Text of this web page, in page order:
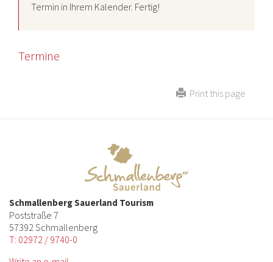
Termin in Ihrem Kalender. Fertig!
Termine
Print this page
Schmallenberg Sauerland Tourism
Poststraße 7
57392 Schmallenberg
T: 02972 / 9740-0